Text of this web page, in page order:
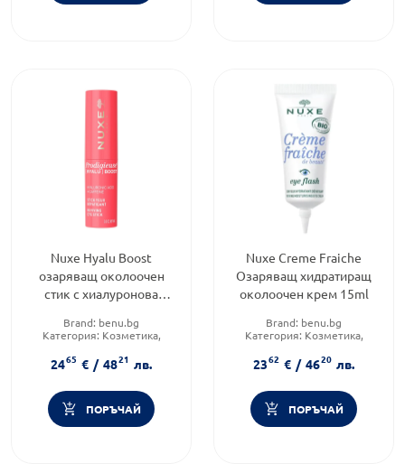
Nuxe Hyalu Boost
озаряващ околоочен
стик с хиалуронова
Brand: benu.bg
Категория: Козметика,
2465 € / 4821 лв.
ПОРЪЧАЙ
Nuxe Creme Fraiche
Озаряващ хидратиращ
околоочен крем 15ml
Brand: benu.bg
Категория: Козметика,
Тип козметика:Натурална
козметика
2362 € / 4620 лв.
ПОРЪЧАЙ